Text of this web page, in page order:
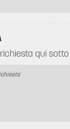
qui sotto